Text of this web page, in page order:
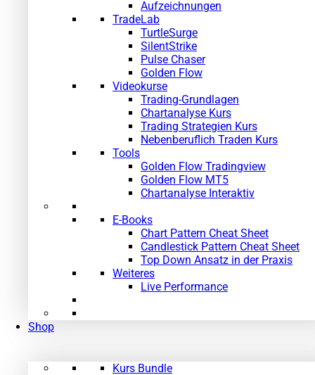
Aufzeichnungen
TradeLab
TurtleSurge
SilentStrike
Pulse Chaser
Golden Flow
Videokurse
Trading-Grundlagen
Chartanalyse Kurs
Trading Strategien Kurs
Nebenberuflich Traden Kurs
Tools
Golden Flow Tradingview
Golden Flow MT5
Chartanalyse Interaktiv
E-Books
Chart Pattern Cheat Sheet
Candlestick Pattern Cheat Sheet
Top Down Ansatz in der Praxis
Weiteres
Live Performance
Shop
Kurs Bundle